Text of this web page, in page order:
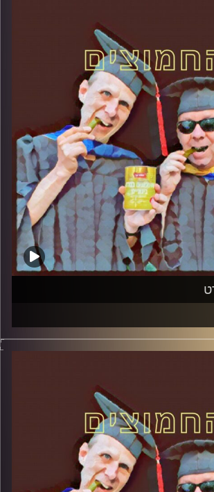
על ספת הפסיכולוג, עם פרופסור בועז בן-
הירשברגר